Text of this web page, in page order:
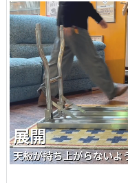
U
n
/